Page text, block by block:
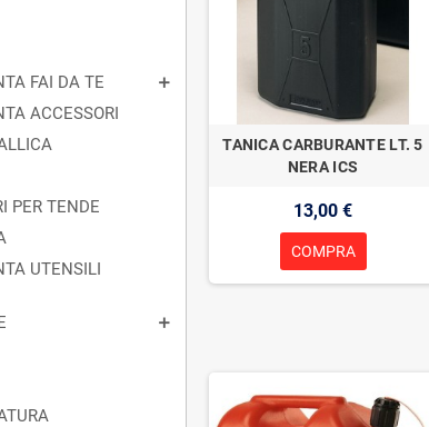
FAI DA TE
ACCESSORI
PER TENDE
UTENSILI
TANICA CARBURANTE LT. 5
NERA ICS
13,00 €
COMPRA